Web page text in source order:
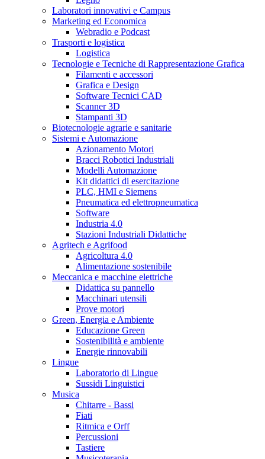
Laboratori innovativi e Campus
Marketing ed Economica
Webradio e Podcast
Trasporti e logistica
Logistica
Tecnologie e Tecniche di Rappresentazione Grafica
Filamenti e accessori
Grafica e Design
Software Tecnici CAD
Scanner 3D
Stampanti 3D
Biotecnologie agrarie e sanitarie
Sistemi e Automazione
Azionamento Motori
Bracci Robotici Industriali
Modelli Automazione
Kit didattici di esercitazione
PLC, HMI e Siemens
Pneumatica ed elettropneumatica
Software
Industria 4.0
Stazioni Industriali Didattiche
Agritech e Agrifood
Agricoltura 4.0
Alimentazione sostenibile
Meccanica e macchine elettriche
Didattica su pannello
Macchinari utensili
Prove motori
Green, Energia e Ambiente
Educazione Green
Sostenibilità e ambiente
Energie rinnovabili
Lingue
Laboratorio di Lingue
Sussidi Linguistici
Musica
Chitarre - Bassi
Fiati
Ritmica e Orff
Percussioni
Tastiere